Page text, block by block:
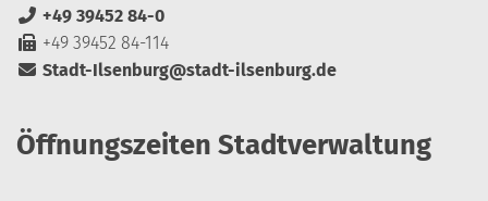
+49 39452 84-0
+49 39452 84-114
Stadt-Ilsenburg@stadt-ilsenburg.de
Öffnungszeiten Stadtverwaltung